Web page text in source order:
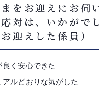
をお迎えにお伺
対は、いかがで
迎えした係員）
良く安心できた
アルどおりな気がした